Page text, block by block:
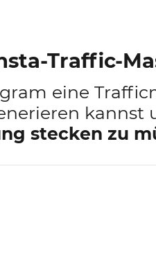
Traffic-
eine
kannst
stecken zu